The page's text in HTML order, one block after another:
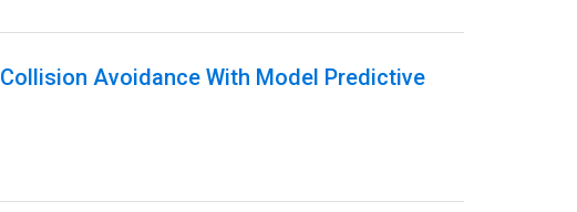
Avoidance With Model Predictive